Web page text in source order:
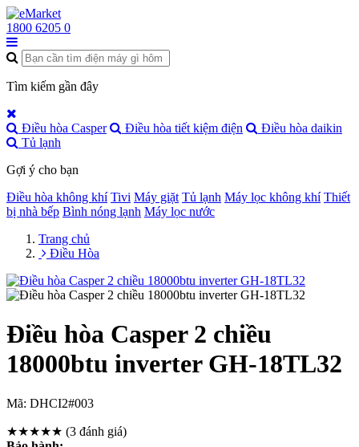
1800 6205 0
Tìm kiếm gần đây
Điều hòa Casper Điều hòa tiết kiệm điện
Điều hòa daikin
Tủ lạnh
Gợi ý cho bạn
Điều hòa không khí Tivi Máy giặt Tủ lạnh Máy lọc không khí Thiết
bị nhà bếp Bình nóng lạnh Máy lọc nước
Trang chủ
Điều Hòa
Điều hòa Casper 2 chiều
18000btu inverter GH-18TL32
Mã: DHCI2#003
★★★★★ (3 đánh giá)